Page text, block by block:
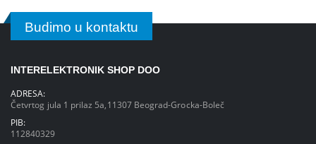
Budimo u kontaktu
INTERELEKTRONIK SHOP DOO
ADRESA:
Četvrtog jula 1 prilaz 5a,11307 Beograd-Grocka-Boleč
PIB:
112840329